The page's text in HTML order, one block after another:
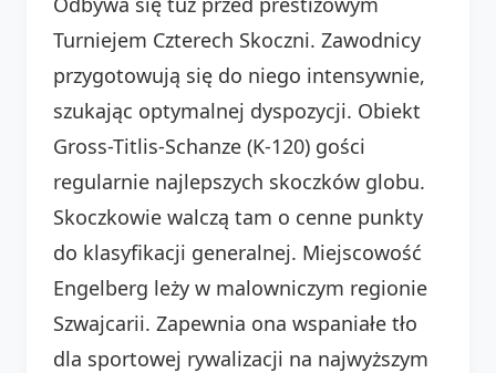
Turniejem Czterech Skoczni. Zawodnicy
przygotowują się do niego intensywnie,
szukając optymalnej dyspozycji. Obiekt
Gross-Titlis-Schanze (K-120) gości
regularnie najlepszych skoczków globu.
Skoczkowie walczą tam o cenne punkty
do klasyfikacji generalnej. Miejscowość
Engelberg leży w malowniczym regionie
Szwajcarii. Zapewnia ona wspaniałe tło
dla sportowej rywalizacji na najwyższym